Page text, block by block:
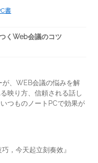
書
くWeb会議のコツ
が、WEB会議の悩みを解
映り方、信頼される話し
つものノートPCで効果が
，今天起立刻奏效』